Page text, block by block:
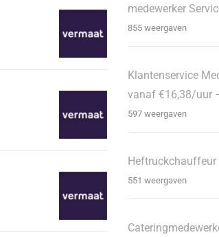
medewerker
855 weergaven
Klantenservice
vanaf €16,38/uur
597 weergaven
551 weergaven